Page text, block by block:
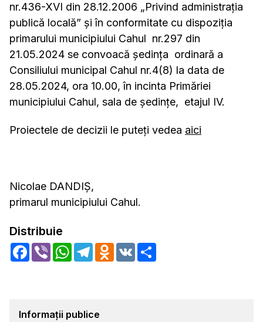
nr.436-XVI din 28.12.2006 „Privind administraţia
publică locală” şi în conformitate cu dispoziţia
primarului municipiului Cahul nr.297 din
21.05.2024 se convoacă şedinţa ordinară a
Consiliului municipal Cahul nr.4(8) la data de
28.05.2024, ora 10.00, în incinta Primăriei
municipiului Cahul, sala de şedinţe, etajul IV.
Proiectele de decizii le puteţi vedea aici
Nicolae DANDIŞ,
primarul municipiului Cahul.
Distribuie
Facebook
Viber WhatsApp
TelegramOdnoklassniki
VK
Informații publice